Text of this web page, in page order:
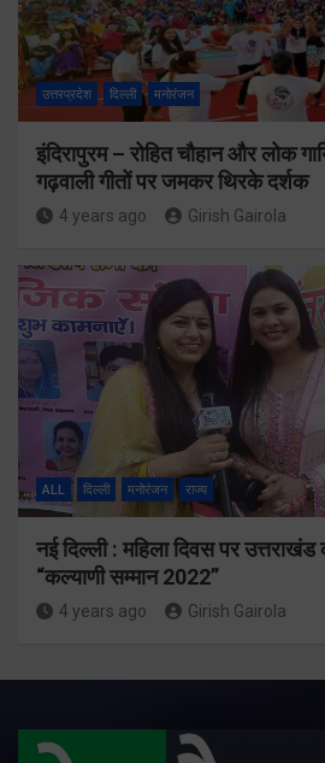
उत्तरप्रदेश दिल्ली मनोरंजन
इंदिरापुरम – रोहित चौहान और लोक
गढ़वाली गीतों पर जमकर थिरके दर्शक
4 years ago Girish Gairola
ALL दिल्ली मनोरंजन राज्य
नई दिल्ली : महिला दिवस पर
“कल्याणी सम्मान 2022”
4 years ago Girish Gairola